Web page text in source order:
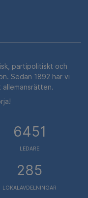
partipolitiskt och
Sedan 1892 har vi
6451
LEDARE
285
LOKALAVDELNINGAR